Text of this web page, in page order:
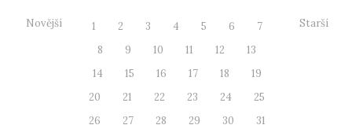
Novější 1 2 3 4 5 6
7
8
9 10 11 12
13
14
15 16 17 18
19
20
21 22 23 24
25
26
27 28 29 30
31
Starší